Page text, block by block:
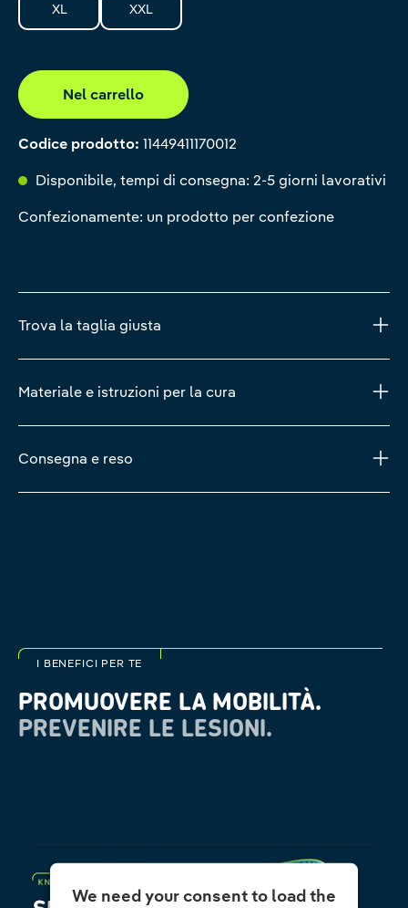
XL XXL
Nel carrello
Codice prodotto: 11449411170012
Disponibile, tempi di consegna: 2-5 giorni lavorativi
Confezionamente: un prodotto per confezione
Trova la taglia giusta
Materiale e istruzioni per la cura
Consegna e reso
I BENEFICI PER TE
PROMUOVERE LA MOBILITÀ.
PREVENIRE LE LESIONI.
We need your consent to load the